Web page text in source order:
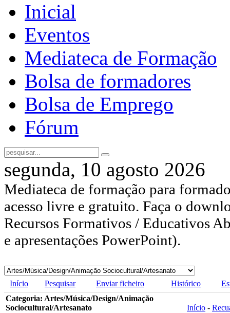
Inicial
Eventos
Mediateca de Formação
Bolsa de formadores
Bolsa de Emprego
Fórum
segunda, 10 agosto 2026
Mediateca de formação para
acesso livre e gratuito. Faça o
Recursos Formativos / Educativos
e apresentações PowerPoint).
Início Pesquisar Enviar ficheiro Histórico
Categoria: Artes/Música/Design/Animação
Sociocultural/Artesanato
Início -